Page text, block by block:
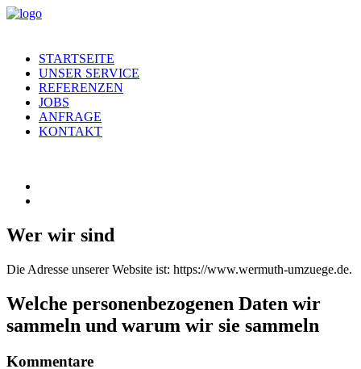
STARTSEITE
UNSER SERVICE
REFERENZEN
JOBS
ANFRAGE
KONTAKT
Wer wir sind
Die Adresse unserer Website ist: https://www.wermuth-umzuege.de.
Welche personenbezogenen Daten wir
sammeln und warum wir sie sammeln
Kommentare